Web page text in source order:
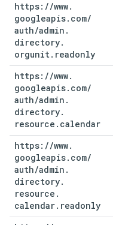
https: //www.
googleapis. com/
auth/admin .
directory.
orgunit. readonly
https: //www.
googleapis. com/
auth/admin .
directory.
resource . calendar
https: //www.
googleapis. com/
auth/admin .
directory.
resource .
calendar. readonly